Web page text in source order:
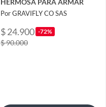
HERMOSA PARA ARMAR
Por GRAVIFLY CO SAS
$ 24.900 -72%
$ 90.000